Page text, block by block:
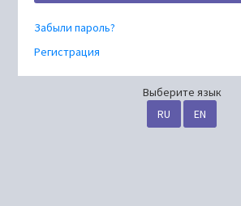
Забыли пароль?
Регистрация
Выберите язык